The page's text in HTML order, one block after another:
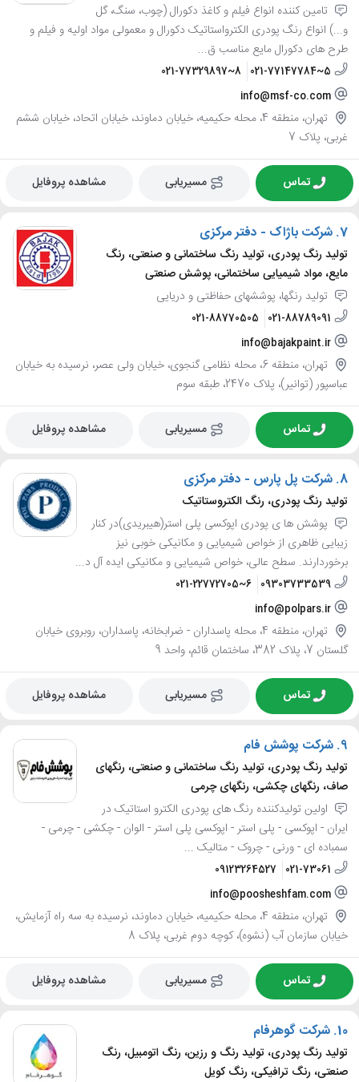
تامین کننده انواع فیلم و کاغذ دکورال (چوب، سنگ، گل
و...) انواع رنگ پودری الکترواستاتیک دکورال و معمولی مواد اولیه و فیلم و
طرح های دکورال مایع مناسب ق...
021-77147784~5
021-77329897~8
info@msf-co.com
تهران، منطقه 4، محله حکیمیه، خیابان دماوند، خیابان اتحاد، خیابان ششم
غربی، پلاک 7
تماس مسیریابی مشاهده پروفایل
7. شرکت باژاک - دفتر مرکزی
تولید رنگ پودری، تولید رنگ ساختمانی و صنعتی، رنگ
مایع، مواد شیمیایی ساختمانی، پوشش صنعتی
تولید رنگها، پوششهای حفاظتی و دریایی
021-88789091
021-88770505
info@bajakpaint.ir
تهران، منطقه 6، محله نظامی گنجوی، خیابان ولی عصر، نرسیده به خیابان
عباسپور (توانیر)، پلاک 2470، طبقه سوم
تماس مسیریابی مشاهده پروفایل
8. شرکت پل پارس - دفتر مرکزی
تولید رنگ پودری، رنگ الکتروستاتیک
پوشش ها ی پودری اپوکسی پلی استر(هیبریدی)در کنار
زیبایی ظاهری از خواص شیمیایی و مکانیکی خوبی نیز
برخوردارند. سطح عالی، خواص شیمیایی و مکانیکی ایده آل د...
09303733539
021-22772705~6
info@polpars.ir
تهران، منطقه 4، محله پاسداران - ضرابخانه، پاسداران، روبروی خیابان
گلستان 7، پلاک 382، ساختمان قائم، واحد 9
تماس مسیریابی مشاهده پروفایل
9. شرکت پوشش فام
تولید رنگ پودری، تولید رنگ ساختمانی و صنعتی، رنگهای
صاف، رنگهای چکشی، رنگهای چرمی
اولین تولیدکننده رنگ های پودری الکترو استاتیک در
ایران - اپوکسی - پلی استر - اپوکسی پلی استر - الوان - چکشی - چرمی -
سمباده ای - ورنی - چروک - متالیک ...
021-73061
09123264527
info@poosheshfam.com
تهران، منطقه 4، محله حکیمیه، خیابان دماوند، نرسیده به سه راه آزمایش،
خیابان سازمان آب (نشوه)، کوچه دوم غربی، پلاک 8
تماس مسیریابی مشاهده پروفایل
10. شرکت گوهرفام
تولید رنگ پودری، تولید رنگ و رزین، رنگ اتومبیل، رنگ
صنعتی، رنگ ترافیکی، رنگ کویل